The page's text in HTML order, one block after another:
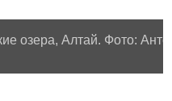
озера, Алтай. Фото: